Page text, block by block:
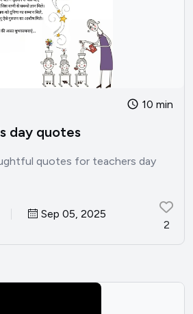
10 min
day quotes
quotes for teachers day
Sep 05, 2025
2